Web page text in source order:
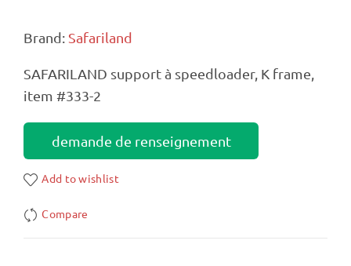
Brand: Safariland
SAFARILAND support à speedloader, K frame,
item #333-2
demande de renseignement
Add to wishlist
Compare